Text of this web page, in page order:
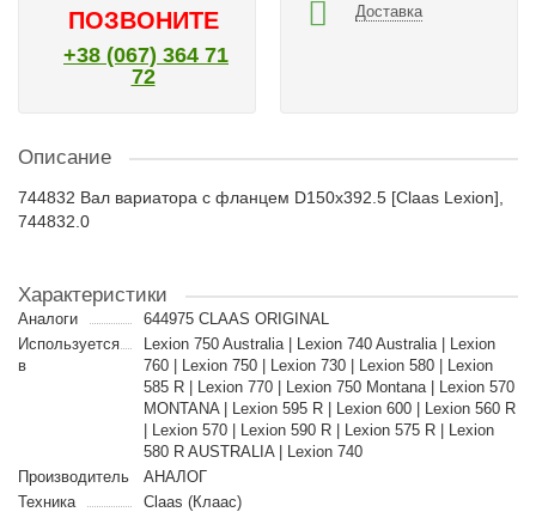
ПОЗВОНИТЕ
+38 (067) 364 71
72
Доставка
Описание
744832 Вал вариатора с фланцем D150x392.5 [Claas Lexion],
744832.0
Характеристики
Аналоги
644975 CLAAS ORIGINAL
Используется
в
Lexion 750 Australia | Lexion 740 Australia | Lexion
760 | Lexion 750 | Lexion 730 | Lexion 580 | Lexion
585 R | Lexion 770 | Lexion 750 Montana | Lexion 570
MONTANA | Lexion 595 R | Lexion 600 | Lexion 560 R
| Lexion 570 | Lexion 590 R | Lexion 575 R | Lexion
580 R AUSTRALIA | Lexion 740
Производитель
АНАЛОГ
Техника
Claas (Клаас)